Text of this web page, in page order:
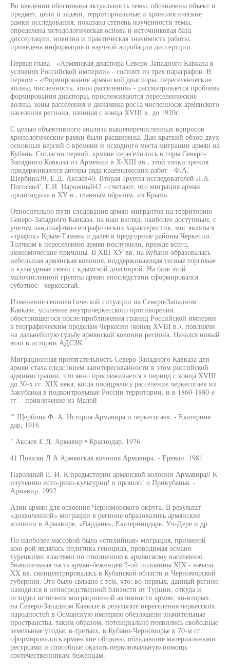
Во введении обоснована актуальность темы, обозначены объект и
предмет, цели и задачи, территориальные и хронологические
рамки исследования, показана степень изученности темы,
определена методологическая основа и источниковая база
диссертации, новизна и практическая значимость работы,
приведена информация о научной апробации диссертции.
Первая глава - «Армянская диаспора Северо-Западного Кавказа в
условиях Российской империи» - состоит из трех параграфов. В
первом - «Формирование армянской диаспоры: переселенческие
волны, численность, зоны расселения» - рассматривается проблема
формирования диаспоры, прослеживаются переселенческие
волны, зоны расселения и динамика рос1а численносж армянского
населения региона, начиная с конца XVIII в. до 1920г.
С целью объективного анализа вышеперечисленных вопросов
хронологические рамки были расширены. Дан краткий обзор двух
основных версий о времени и исходного места миграции армян на
Кубань. Согласно первой, армяне переселились в горы Северо-
Западного Кавказа из Армении в Х-ХШ вв., этой точки зрения
придерживаются авторы ряда краеведческих работ - Ф.А.
Щербина39, Е.Д. Аксаев40. Вторая 1руппа исследователей Л.А.
Погосян4', Е.И. Нарожный42 - считают, что миграция армян
происходила в XV в., главным образом, из Крыма.
Относительно пути следования армян-мигрантов на территорию
Северо-Западного Кавказа, на наш взгляд, наиболее доступным, с
учетом ландшафтно-географических характеристик, мог являться
«трафик» Крым-Тамань и далее в предгорные районы Черкесии.
Толчком к переселению армян послужили, прежде всего,
экономические причины. В ХШ-ХУ вв. на Кубани образовалась
небольшая армянская колония, поддерживающая тесные торговые
и культурные связи с крымской диаспорой. На базе этой
малочисленной группы армян впоследствии сформировался
субэтнос - черкесогай.
Изменение геополи1ической ситуации на Северо-Западном
Кавказе, усиление внутричеркесского противоречия,
обострившегося после приближения границ Российской империи
к географическим пределам Черкесии (конец XVIII в.), повлияли
на дальнейшую судьбу армянской колонии региона. Начался новый
этап в истории АДСЗК.
Миграционная притягательность Северо-Западного Кавказа для
армян стала следс1вием заинтересованности в этом российской
администрации, что явно прослеживается в период с конца XVIII
до 50-х гг. XIX века, когда поощрялось расселение черкесогаев из
Закубанья в подконтрольные России территории, и в 1860-1880-е
гг. - привлечение из Малой
'" Щербина Ф. А. История Армавира и черкесогаев. - Екатерине
дар, 1916
" Аксаев Е Д. Армавир • Краснодар, 1976
41 Поюсян Л А Армянская колония Армавира. - Ереван. 1981
Нарожный Е. И. К предыстории армянской колонии Армавира// К
изучению исто-рико-культурно! о прошло! о Прикубанья. -
Армавир, 1992
Азии армян для освоения Черноморского округа. В результат
«дозволенной» миграции в регионе образовались армянские
колонии в Армавире, «Вардане», Екатеринодаре, Уч-Дере и др.
Но наиболее массовой была «стихийная» миграция, причиной
кою-рой являлась политика геноцида, проводимая османо-
турецкими властями по отношению к армянскому населению.
Значительная часть армян-беженцев 2-ой половины XIX - начала
XX вв. сконцентрировалась в Кубанской области и Черноморской
губернии. Это было связано с тем, что: во-первых, данный регион
находился в непосредственной близости от Турции, откуда и
исходил источник миграционной активности армян; во-вторых,
на Северо-Западном Кавказе в результате переселения черкесских
народностей в Османскую империю обезлюдели значительные
пространства, таким образом, потенциально появились свободные
земельные угодья; в-третьих, в Кубано-Черноморье к 70-м гг.
сформировались армянские общины, обладавшие материальными
ресурсами и способные оказать первоначальную помощь
соотечественникам-беженцам.